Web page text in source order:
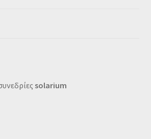
solarium